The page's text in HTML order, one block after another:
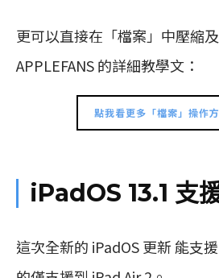
更可以直接在「檔案」中壓縮
APPLEFANS 的詳細教學文：
點我看更多「檔案」操作
iPadOS 13.1 支
這次全新的 iPadOS 更新 能支